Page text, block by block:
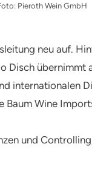
Pieroth Wein GmbH
neu auf.
Disch übernimmt
internationalen
Wine
und